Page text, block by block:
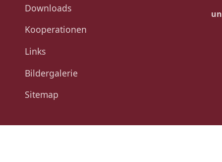
Downloads
Kooperationen
Links
Bildergalerie
Sitemap